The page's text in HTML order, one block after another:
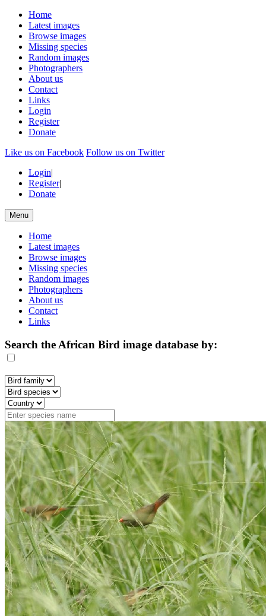
Home
Latest images
Browse images
Missing species
Random images
Photographers
About us
Contact
Links
Login
Register
Donate
Like us on Facebook Follow us on Twitter
Login|
Register|
Donate
Menu
Home
Latest images
Browse images
Missing species
Random images
Photographers
About us
Contact
Links
Search the African Bird image database by: